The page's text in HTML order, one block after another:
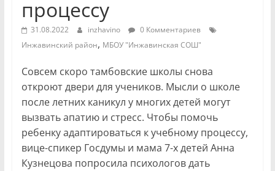
процессу
31.08.2022 inzhavino
0 Комментариев
Инжавинский район, МБОУ "Инжавинская СОШ"
Совсем скоро тамбовские школы снова
откроют двери для учеников. Мысли о школе
после летних каникул у многих детей могут
вызвать апатию и стресс. Чтобы помочь
ребенку адаптироваться к учебному процессу,
вице-спикер Госдумы и мама 7-х детей Анна
Кузнецова попросила психологов дать